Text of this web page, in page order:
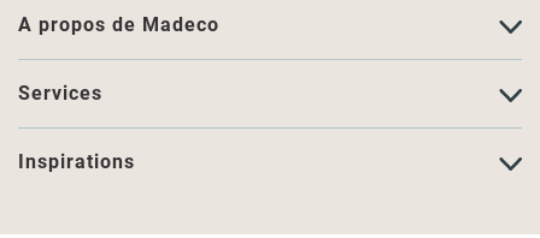
A propos de Madeco
Services
Inspirations